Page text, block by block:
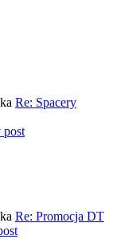
Re: Spacery
post
Re: Promocja DT